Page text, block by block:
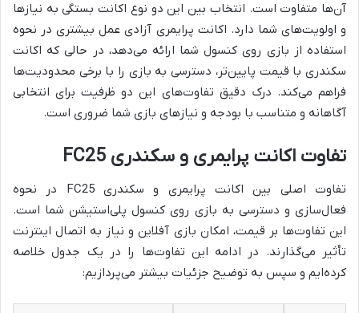
آن‌ها متفاوت است. انتخاب بین این دو نوع اکانت بستگی به نیازها
و اولویت‌های شما دارد. اکانت پرایمری آزادی عمل بیشتری در نحوه
استفاده از بازی روی کنسول شما ارائه می‌دهد، در حالی که اکانت
سکندری با قیمت پایین‌تر، دسترسی به بازی را با برخی محدودیت‌ها
فراهم می‌کند. درک دقیق تفاوت‌های این دو ظرفیت برای انتخابی
آگاهانه و متناسب با بودجه و نیازهای بازی شما ضروری است.
تفاوت اکانت پرایمری و سکندری FC25
تفاوت اصلی بین اکانت پرایمری و سکندری FC25 در نحوه
فعال‌سازی و دسترسی به بازی روی کنسول پلی‌استیشن شما است.
این تفاوت‌ها بر قیمت، امکان بازی آفلاین و نیاز به اتصال اینترنت
تأثیر می‌گذارند. در ادامه این تفاوت‌ها را در یک جدول خلاصه
کرده‌ایم و سپس به توضیح جزئیات بیشتر می‌پردازیم: